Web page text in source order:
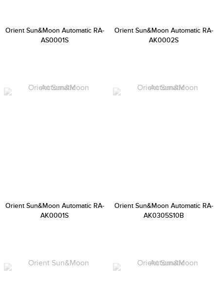
Orient Sun&Moon Automatic RA-
AS0001S
Orient Sun&Moon Automatic RA-
AK0002S
Orient Sun&Moon Automatic RA-
AK0001S
Orient Sun&Moon Automatic RA-
AK0305S10B